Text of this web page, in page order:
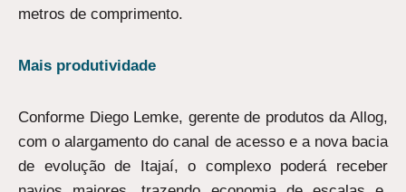
metros de comprimento.
Mais produtividade
Conforme Diego Lemke, gerente de produtos da Allog,
com o alargamento do canal de acesso e a nova bacia
de evolução de Itajaí, o complexo poderá receber